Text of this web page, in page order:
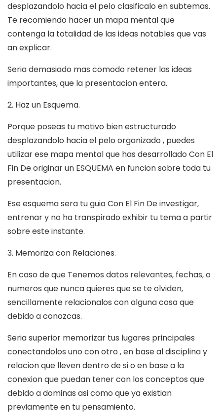
desplazandolo hacia el pelo clasificalo en subtemas.
Te recomiendo hacer un mapa mental que
contenga la totalidad de las ideas notables que vas
an explicar.
Seri­a demasiado mas comodo retener las ideas
importantes, que la presentacion entera.
2. Haz un Esquema.
Porque poseas tu motivo bien estructurado
desplazandolo hacia el pelo organizado , puedes
utilizar ese mapa mental que has desarrollado Con El
Fin De originar un ESQUEMA en funcion sobre toda tu
presentacion.
Ese esquema sera tu guia Con El Fin De investigar,
entrenar y no ha transpirado exhibir tu tema a partir
sobre este instante.
3. Memoriza con Relaciones.
En caso de que Tenemos datos relevantes, fechas, o
numeros que nunca quieres que se te olviden,
sencillamente relacionalos con alguna cosa que
debido a conozcas.
Seri­a superior memorizar tus lugares principales
conectandolos uno con otro , en base al disciplina y
relacion que lleven dentro de si o en base a la
conexion que puedan tener con los conceptos que
debido a dominas asi­ como que ya existian
previamente en tu pensamiento.